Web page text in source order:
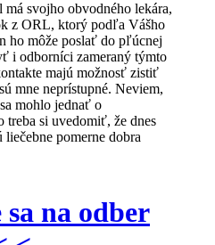
má svojho obvodného lekára,
z ORL, ktorý podľa Vášho
ho môže poslať do pľúcnej
i odborníci zameraný týmto
majú možnosť zistiť
mne neprístupné. Neviem,
mohlo jednať o
treba si uvedomiť, že dnes
pomerne dobra
na odber